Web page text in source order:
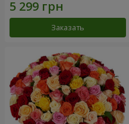
Заказать